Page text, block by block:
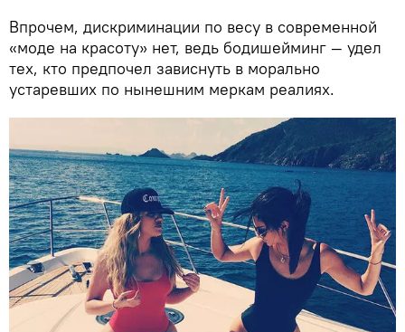
Впрочем, дискриминации по весу в современной
«моде на красоту» нет, ведь бодишейминг — удел
тех, кто предпочел зависнуть в морально
устаревших по нынешним меркам реалиях.